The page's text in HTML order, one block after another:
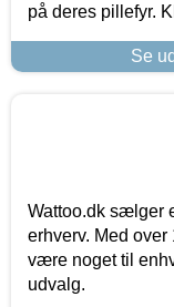
på deres pillefyr.
Se
Wattoo.dk sælger
erhverv. Med
være noget til
udvalg.